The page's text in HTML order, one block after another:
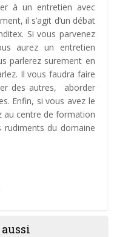
à un entretien avec
il s’agit d’un débat
Si vous parvenez
aurez un entretien
parlerez surement en
Il vous faudra faire
des autres, aborder
Enfin, si vous avez le
au centre de formation
rudiments du domaine